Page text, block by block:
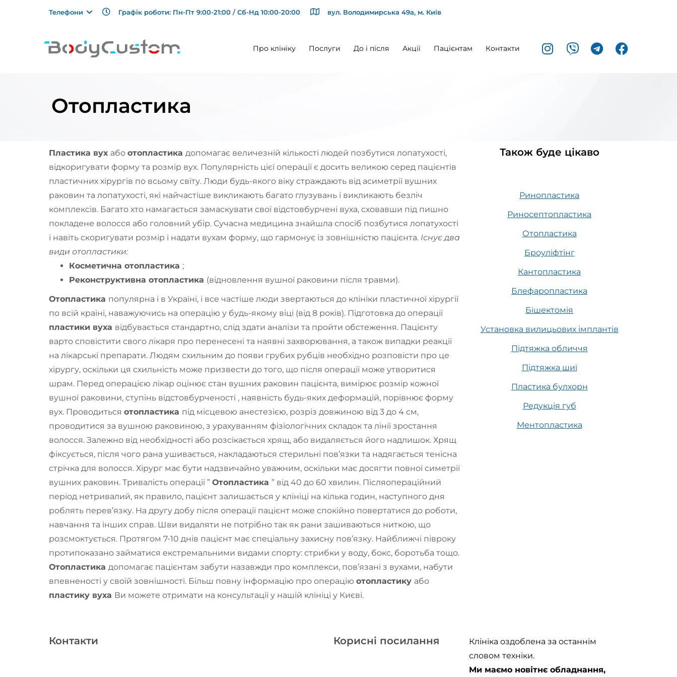
Телефони Графік роботи: Пн-Пт 9:00-21:00 / Сб-Нд 10:00-20:00 вул. Володимирська 49а, м. Київ
Про клініку Послуги До і після Акції Пацієнтам Контакти
Отопластика
Пластика вух або отопластика допомагає величезній кількості людей позбутися лопатухості,
відкоригувати форму та розмір вух. Популярність цієї операції є досить великою серед пацієнтів
пластичних хірургів по всьому світу. Люди будь-якого віку страждають від асиметрії вушних
раковин та лопатухості, які найчастіше викликають багато глузувань і викликають безліч
комплексів. Багато хто намагається замаскувати свої відстовбурчені вуха, сховавши під пишно
покладене волосся або головний убір. Сучасна медицина знайшла спосіб позбутися лопатухості
і навіть скоригувати розмір і надати вухам форму, що гармонує із зовнішністю пацієнта. Існує два
види отопластики:
Косметична отопластика ;
Реконструктивна отопластика (відновлення вушної раковини після травми).
Отопластика популярна і в Україні, і все частіше люди звертаються до клініки пластичної хірургії
по всій країні, наважуючись на операцію у будь-якому віці (від 8 років). Підготовка до операції
пластики вуха відбувається стандартно, слід здати аналізи та пройти обстеження. Пацієнту
варто сповістити свого лікаря про перенесені та наявні захворювання, а також випадки реакції
на лікарські препарати. Людям схильним до появи грубих рубців необхідно розповісти про це
хірургу, оскільки ця схильність може призвести до того, що після операції може утворитися
шрам. Перед операцією лікар оцінює стан вушних раковин пацієнта, вимірює розмір кожної
вушної раковини, ступінь відстовбурченості , наявність будь-яких деформацій, порівнює форму
вух. Проводиться отопластика під місцевою анестезією, розріз довжиною від 3 до 4 см,
проводитися за вушною раковиною, з урахуванням фізіологічних складок та лінії зростання
волосся. Залежно від необхідності або розсікається хрящ, або видаляється його надлишок. Хрящ
фіксується, після чого рана ушивається, накладаються стерильні пов’язки та надягається тенісна
стрічка для волосся. Хірург має бути надзвичайно уважним, оскільки має досягти повної симетрії
вушних раковин. Тривалість операції ” Отопластика ” від 40 до 60 хвилин. Післяопераційний
період нетривалий, як правило, пацієнт залишається у клініці на кілька годин, наступного дня
роблять перев’язку. На другу добу після операції пацієнт може спокійно повертатися до роботи,
навчання та інших справ. Шви видаляти не потрібно так як рани зашиваються ниткою, що
розсмоктується. Протягом 7-10 днів пацієнт має спеціальну захисну пов’язку. Найближчі півроку
протипоказано займатися екстремальними видами спорту: стрибки у воду, бокс, боротьба тощо.
Отопластика допомагає пацієнтам забути назавжди про комплекси, пов’язані з вухами, набути
впевненості у своїй зовнішності. Більш повну інформацію про операцію отопластику або
пластику вуха Ви можете отримати на консультації у нашій клініці у Києві.
Також буде цікаво
Ринопластика
Риносептопластика
Отопластика
Броуліфтінг
Кантопластика
Блефаропластика
Бішектомія
Установка вилицьових імплантів
Підтяжка обличчя
Підтяжка шиї
Пластика булхорн
Редукція губ
Ментопластика
Контакти Корисні посилання
Клініка оздоблена за останнім
словом техніки.
Ми маємо новітнє обладнання,